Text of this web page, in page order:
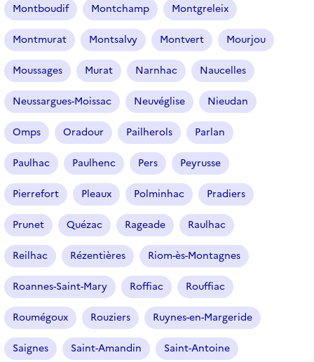
Montboudif Montchamp Montgreleix
Montmurat Montsalvy Montvert Mourjou
Moussages Murat Narnhac Naucelles
Neussargues-Moissac Neuvéglise Nieudan
Omps Oradour Pailherols Parlan
Paulhac Paulhenc Pers Peyrusse
Pierrefort Pleaux Polminhac Pradiers
Prunet Quézac Rageade Raulhac
Reilhac Rézentières Riom-ès-Montagnes
Roannes-Saint-Mary Roffiac Rouffiac
Roumégoux Rouziers Ruynes-en-Margeride
Saignes Saint-Amandin Saint-Antoine